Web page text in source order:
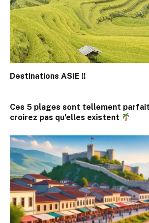
Destinations ASIE !!
Ces 5 plages sont tellement
croirez pas qu’elles existent